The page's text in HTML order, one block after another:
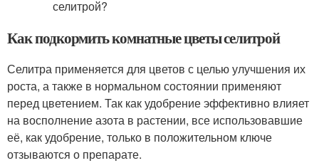
Как подкормить комнатные цветы селитрой
Селитра применяется для цветов с целью улучшения их
роста, а также в нормальном состоянии применяют
перед цветением. Так как удобрение эффективно влияет
на восполнение азота в растении, все использовавшие
её, как удобрение, только в положительном ключе
отзываются о препарате.